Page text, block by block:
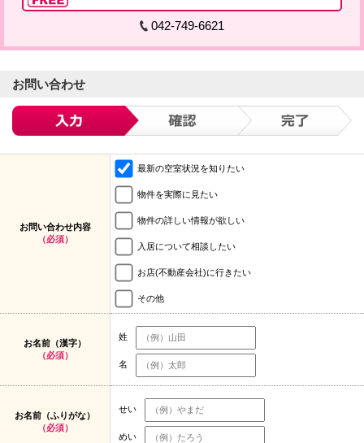
042-749-6621
お問い合わせ
お問い合わせ内容
（必須）
最新の空室状況を知りたい
物件を実際に見たい
物件の詳しい情報が欲しい
入居について相談したい
お店(不動産会社)に行きたい
その他
お名前（漢字）
（必須）
姓
名
お名前（ふりがな）
（必須）
せい
めい